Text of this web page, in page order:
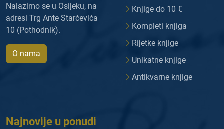
Nalazimo se u Osijeku, na
adresi Trg Ante Starčevića
10 (Pothodnik).
O nama
Knjige do 10 €
Kompleti knjiga
Rijetke knjige
Unikatne knjige
Antikvarne knjige
Najnovije u ponudi